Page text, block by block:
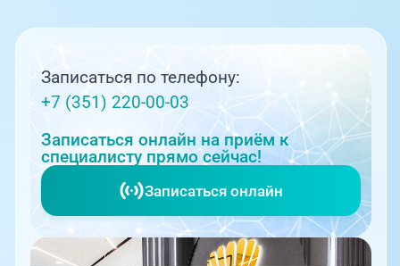
Записаться по телефону:
+7 (351) 220-00-03
Записаться онлайн на приём к
специалисту прямо сейчас!
Записаться онлайн